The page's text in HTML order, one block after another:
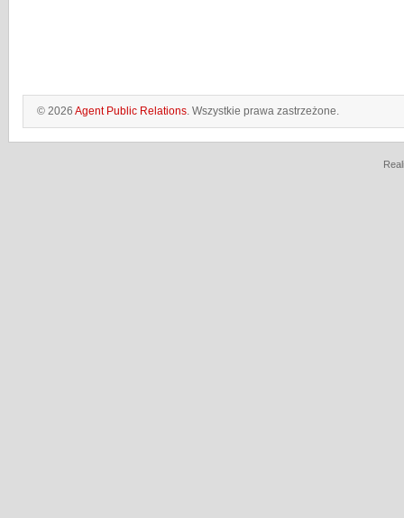
© 2026 Agent Public Relations. Wszystkie prawa zastrzeżone.